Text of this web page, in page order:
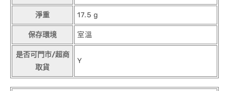
淨重 17.5 g
保存環境 室溫
是否可門市/超商
取貨
Y